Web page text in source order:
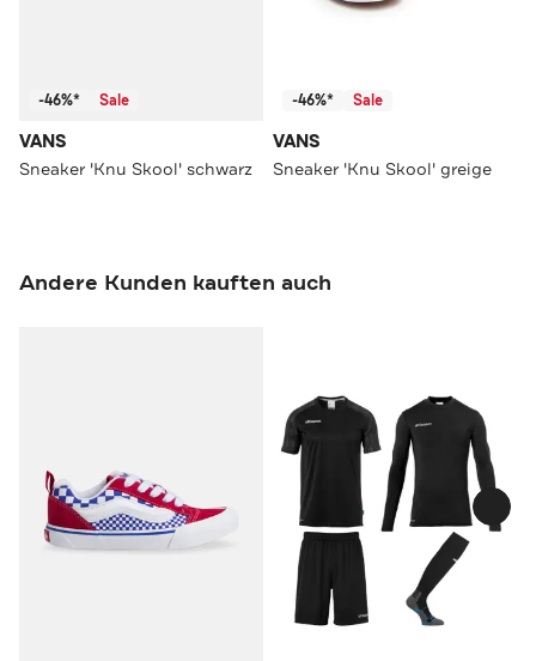
-46%* Sale
VANS
Sneaker 'Knu Skool' schwarz
-46%* Sale
VANS
Sneaker 'Knu Skool' greige
Andere Kunden kauften auch